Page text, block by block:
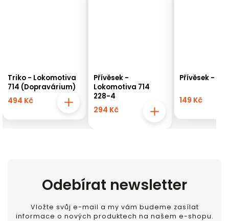
Triko - Lokomotiva
714 (Dopravárium)
494 Kč
Přívěsek -
Lokomotiva 714
228-4
294 Kč
Přívěsek -
149 Kč
Odebírat newsletter
Vložte svůj e-mail a my vám budeme zasílat
informace o nových produktech na našem e-shopu.